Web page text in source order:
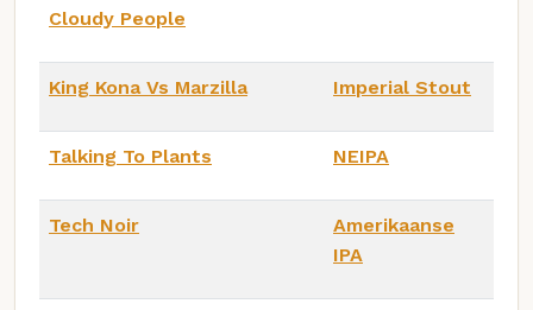
Cloudy People
King Kona Vs Marzilla Imperial Stout
Talking To Plants NEIPA
Tech Noir
Amerikaanse
IPA